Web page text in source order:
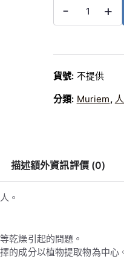
4
8
-
Muriem
Sensitive
Shampoo
敏
感
頭
S
+
貨號: 不提供
分類: Muriem,
描述額外資訊評價 (0)
。
乾燥引起的問題。
的成分以植物提取物為中心